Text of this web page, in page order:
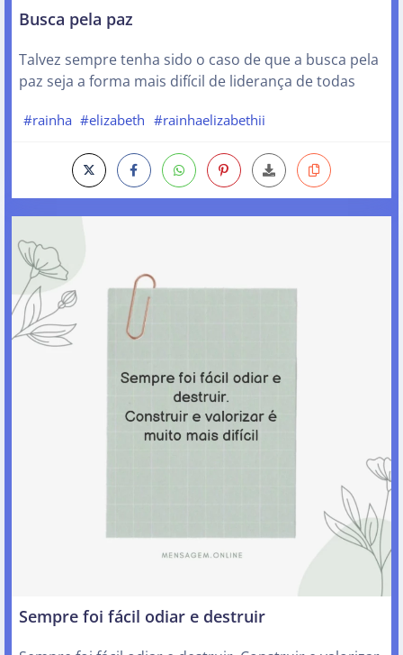
Busca pela paz
Talvez sempre tenha sido o caso de que a busca pela
paz seja a forma mais difícil de liderança de todas
#rainha #elizabeth #rainhaelizabethii
Sempre foi fácil odiar e destruir